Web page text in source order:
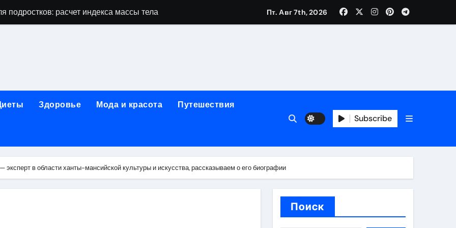
подростков: расчет индекса массы тела и ориентиры по возрасту, росту и полу
процедур и показания к лечению
неопределённость устойчивости в условиях неопределённости
региона: современные подходы, показания и риски
в салонах красоты
и сибирским городом: варианты маршрутов, тарифы и советы по планированию поездки
Пт. Авг 7th, 2026
Здоровье Мода и красота Путешествия
Subscribe
в области ханты-мансийской культуры и искусства, рассказываем о его биографии
Поиск